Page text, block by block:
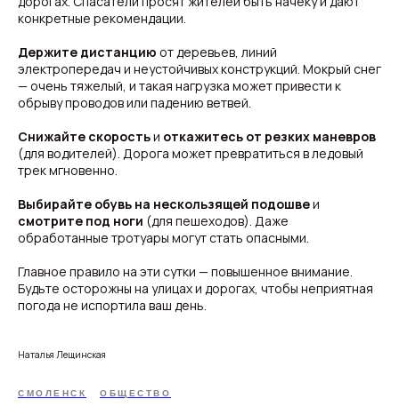
конкретные рекомендации.
Держите дистанцию от деревьев, линий
электропередач и неустойчивых конструкций. Мокрый снег
— очень тяжелый, и такая нагрузка может привести к
обрыву проводов или падению ветвей.
Снижайте скоростьи откажитесь от резких маневров
(для водителей). Дорога может превратиться в ледовый
трек мгновенно.
Выбирайте обувь на нескользящей подошвеи
смотрите под ноги (для пешеходов). Даже
обработанные тротуары могут стать опасными.
Главное правило на эти сутки — повышенное внимание.
Будьте осторожны на улицах и дорогах, чтобы неприятная
погода не испортила ваш день.
Наталья Лещинская
СМОЛЕНСК ОБЩЕСТВО